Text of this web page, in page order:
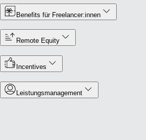
Benefits für Freelancer:innen
Remote Equity
Incentives
Leistungsmanagement